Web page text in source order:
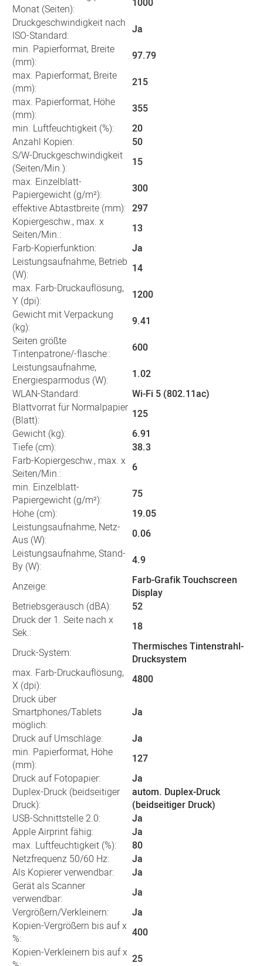
Monat (Seiten):
1000
Druckgeschwindigkeit nach
ISO-Standard:
Ja
min. Papierformat, Breite
(mm):
97.79
max. Papierformat, Breite
(mm):
215
max. Papierformat, Höhe
(mm):
355
min. Luftfeuchtigkeit (%):
20
Anzahl Kopien:
50
S/W-Druckgeschwindigkeit
(Seiten/Min.):
15
max. Einzelblatt-
Papiergewicht (g/m²):
300
effektive Abtastbreite (mm): 297
Kopiergeschw., max. x
Seiten/Min.:
13
Farb-Kopierfunktion:
Ja
Leistungsaufnahme, Betrieb
(W):
14
max. Farb-Druckauflösung,
Y (dpi):
1200
Gewicht mit Verpackung
(kg):
9.41
Seiten größte
Tintenpatrone/-flasche::
600
Leistungsaufnahme,
Energiesparmodus (W):
1.02
WLAN-Standard:
Wi-Fi 5 (802.11ac)
Blattvorrat für Normalpapier
(Blatt):
125
Gewicht (kg):
6.91
Tiefe (cm):
38.3
Farb-Kopiergeschw., max. x
Seiten/Min.:
6
min. Einzelblatt-
Papiergewicht (g/m²):
75
Höhe (cm):
19.05
Leistungsaufnahme, Netz-
Aus (W):
0.06
Leistungsaufnahme, Stand-
By (W):
4.9
Anzeige:
Farb-Grafik Touchscreen
Display
Betriebsgeräusch (dBA):
52
Druck der 1. Seite nach x
Sek.:
18
Druck-System:
Thermisches Tintenstrahl-
Drucksystem
max. Farb-Druckauflösung,
X (dpi):
4800
Druck über
Smartphones/Tablets
möglich:
Ja
Druck auf Umschläge:
Ja
min. Papierformat, Höhe
(mm):
127
Druck auf Fotopapier:
Ja
Duplex-Druck (beidseitiger
Druck):
autom. Duplex-Druck
(beidseitiger Druck)
USB-Schnittstelle 2.0:
Ja
Apple Airprint fähig:
Ja
max. Luftfeuchtigkeit (%):
80
Netzfrequenz 50/60 Hz:
Ja
Als Kopierer verwendbar:
Ja
Gerät als Scanner
verwendbar:
Ja
Vergrößern/Verkleinern:
Ja
Kopien-Vergrößern bis auf x
%:
400
Kopien-Verkleinern bis auf x 25